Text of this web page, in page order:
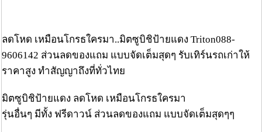
ลดโหด เหมือนโกรธใครมา..มิตซูบิชิป้ายแดง Triton088-
9606142 ส่วนลดของแถม แบบจัดเต็มสุดๆ รับเทิร์นรถเก่าให้
ราคาสูง ทำสัญญาถึงที่ทั่วไทย
มิตซูบิชิป้ายแดง ลดโหด เหมือนโกรธใครมา
รุ่นอื่นๆ มีทั้ง ฟรีดาวน์ ส่วนลดของแถม แบบจัดเต็มสุดๆๆ